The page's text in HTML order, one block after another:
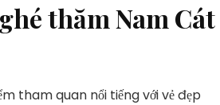
thăm Nam Cát
tham quan nổi tiếng với vẻ đẹp